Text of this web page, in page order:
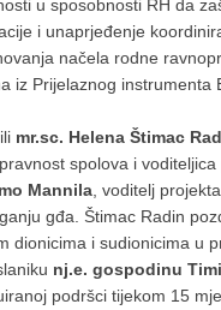
u sposobnosti RH da
i unaprjeđenje
načela rodne
iz Prijelaznog instrumenta
mr.sc. Helena Štimac
spolova i
Mannila , voditelj
gđa. Štimac Radin
dionicima i sudionicima u
nj.e. gospodinu
podršci tijekom 15